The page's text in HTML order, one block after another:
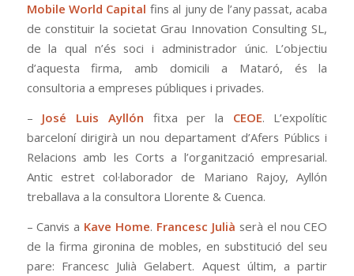
Mobile World Capital fins al juny de l’any passat, acaba
de constituir la societat Grau Innovation Consulting SL,
de la qual n’és soci i administrador únic. L’objectiu
d’aquesta firma, amb domicili a Mataró, és la
consultoria a empreses públiques i privades.
– José Luis Ayllón fitxa per la CEOE. L’expolític
barceloní dirigirà un nou departament d’Afers Públics i
Relacions amb les Corts a l’organització empresarial.
Antic estret col·laborador de Mariano Rajoy, Ayllón
treballava a la consultora Llorente & Cuenca.
– Canvis a Kave Home. Francesc Julià serà el nou CEO
de la firma gironina de mobles, en substitució del seu
pare: Francesc Julià Gelabert. Aquest últim, a partir